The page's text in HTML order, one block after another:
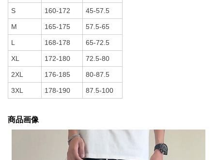
S 160-172 45-57.5
M 165-175 57.5-65
L 168-178 65-72.5
XL 172-180 72.5-80
2XL 176-185 80-87.5
3XL 178-190 87.5-100
商品画像